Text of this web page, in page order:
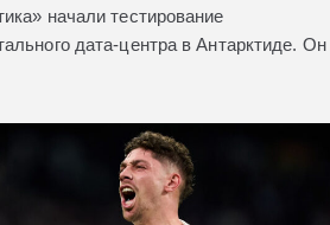
начали тестирование
дата-центра в Антарктиде. Он